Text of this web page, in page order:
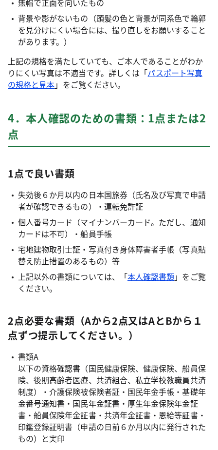
無帽で正面を向いたもの
背景や影がないもの（頭髪の色と背景が同系色で輪郭
を見分けにくい場合には、撮り直しをお願いすること
があります。）
上記の規格を満たしていても、ご本人であることがわか
りにくい写真は不適当です。詳しくは「パスポート写真
の規格と見本」をご覧ください。
4．本人確認のための書類：1点または2
点
1点で良い書類
失効後６か月以内の日本国旅券（氏名及び写真で申請
者が確認できるもの）・運転免許証
個人番号カード（マイナンバーカード。ただし、通知
カードは不可）・船員手帳
宅地建物取引士証・写真付き身体障害者手帳（写真貼
替え防止措置のあるもの）等
上記以外の書類については、「本人確認書類」をご覧
ください。
2点必要な書類（Aから2点又はAとBから１
点ずつ提示してください。）
書類A
以下の資格確認書（国民健康保険、健康保険、船員保
険、後期高齢者医療、共済組合、私立学校教職員共済
制度）・介護保険被保険者証・国民年金手帳・基礎年
金番号通知書・国民年金証書・厚生年金保険年金証
書・船員保険年金証書・共済年金証書・恩給等証書・
印鑑登録証明書（申請の日前６か月以内に発行された
もの）と実印